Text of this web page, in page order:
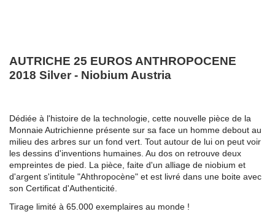
AUTRICHE 25 EUROS ANTHROPOCENE
2018 Silver - Niobium Austria
Dédiée à l'histoire de la technologie, cette nouvelle pièce de la
Monnaie Autrichienne présente sur sa face un homme debout au
milieu des arbres sur un fond vert. Tout autour de lui on peut voir
les dessins d'inventions humaines. Au dos on retrouve deux
empreintes de pied. La pièce, faite d'un alliage de niobium et
d'argent s'intitule "Ahthropocène" et est livré dans une boite avec
son Certificat d'Authenticité.
Tirage limité à 65.000 exemplaires au monde !